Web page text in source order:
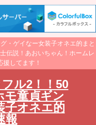
・ゲイなー女装子オネエ的まと
伝説！あおいちゃん！ホームレ
援してます！
ル2！！50
モ童貞ギン
子オネエ的
報